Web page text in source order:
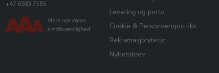
+47 6983 7555
Levering og porto
Cookie & Personvernpolitikk
Reklamasjon/retur
Nyhetsbrev